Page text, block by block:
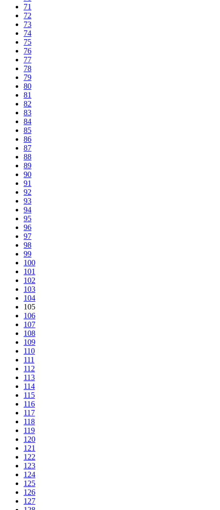
71
72
73
74
75
76
77
78
79
80
81
82
83
84
85
86
87
88
89
90
91
92
93
94
95
96
97
98
99
100
101
102
103
104
105
106
107
108
109
110
111
112
113
114
115
116
117
118
119
120
121
122
123
124
125
126
127